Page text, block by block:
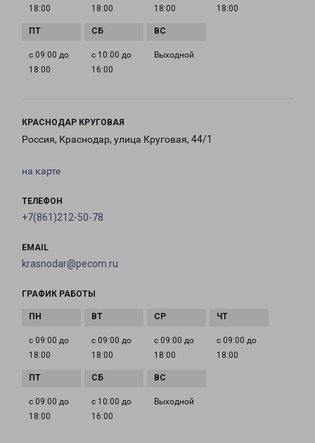
18:00
18:00
18:00
18:00
с 09:00 до
18:00
с 10:00 до
16:00
Выходной
КРАСНОДАР КРУГОВАЯ
Россия, Краснодар, улица Круговая, 44/1
на карте
ТЕЛЕФОН
+7(861)212-50-78
EMAIL
krasnodar@pecom.ru
ГРАФИК РАБОТЫ
с 09:00 до
18:00
с 09:00 до
18:00
с 09:00 до
18:00
с 09:00 до
18:00
с 09:00 до
18:00
с 10:00 до
16:00
Выходной